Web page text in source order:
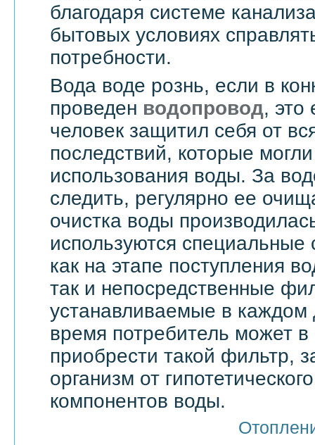
благодаря системе
бытовых условиях
потребности.
Вода воде рознь, если в
проведен водопровод, это
человек защитил себя от
последствий, которые
использования воды. За
следить, регулярно ее
очистка воды
используются
как на этапе поступления
так и непосредственные
устанавливаемые в
время потребитель может
приобрести такой фильтр,
организм от
компонентов воды.